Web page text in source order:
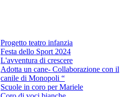
Progetto teatro infanzia
Festa dello Sport 2024
L'avventura di crescere
Adotta un cane- Collaborazione con il
canile di Monopoli “
Scuole in coro per Mariele